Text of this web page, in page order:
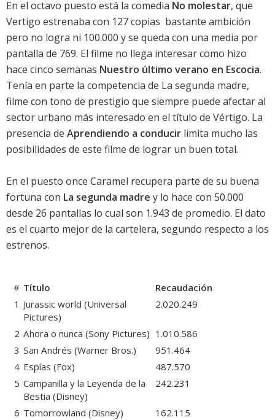
En el octavo puesto está la comedia No molestar, que
Vertigo estrenaba con 127 copias  bastante ambición 
pero no logra ni 100.000 y se queda con una media por
pantalla de 769. El filme no llega interesar como hizo
hace cinco semanas Nuestro último verano en Escocia.
Tenía en parte la competencia de La segunda madre,
filme con tono de prestigio que siempre puede afectar al
sector urbano más interesado en el título de Vértigo. La
presencia de Aprendiendo a conducir limita mucho las
posibilidades de este filme de lograr un buen total.
En el puesto once Caramel recupera parte de su buena
fortuna con La segunda madre y lo hace con 50.000
desde 26 pantallas lo cual son 1.943 de promedio. El dato
es el cuarto mejor de la cartelera, segundo respecto a los
estrenos.
# Título
Recaudación
1 Jurassic world (Universal
Pictures)
2.020.249
2 Ahora o nunca (Sony Pictures) 1.010.586
3 San Andrés (Warner Bros.)
951.464
4 Espías (Fox)
487.570
5 Campanilla y la Leyenda de la
Bestia (Disney)
242.231
6 Tomorrowland (Disney)
162.115